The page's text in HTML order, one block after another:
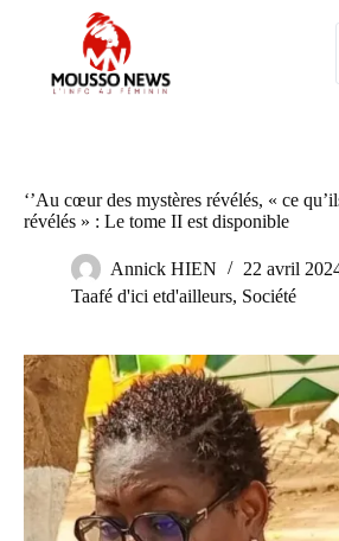
‘’Au cœur des mystères révélés, « ce
révélés » : Le tome II est disponible
Annick HIEN
22 avril
Taafé d'ici etd'ailleurs, Société